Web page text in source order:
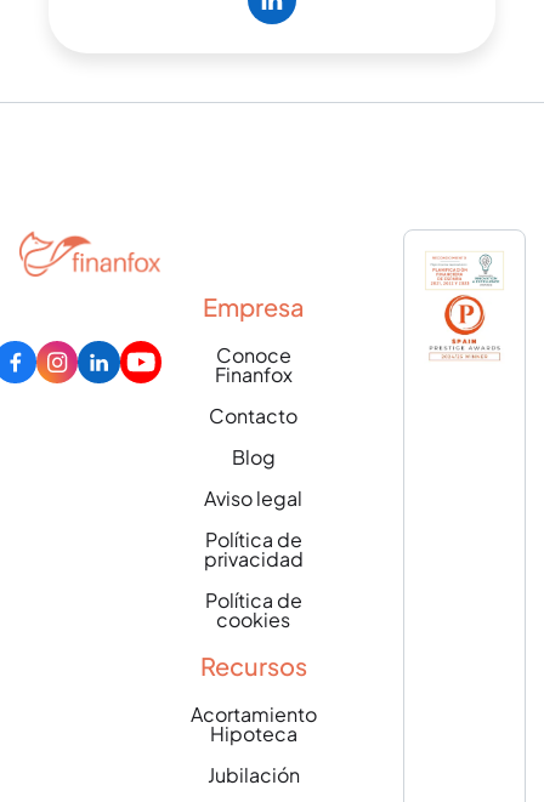
Empresa
Conoce
Finanfox
Contacto
Blog
Aviso legal
Política de
privacidad
Política de
cookies
Recursos
Acortamiento
Hipoteca
Jubilación